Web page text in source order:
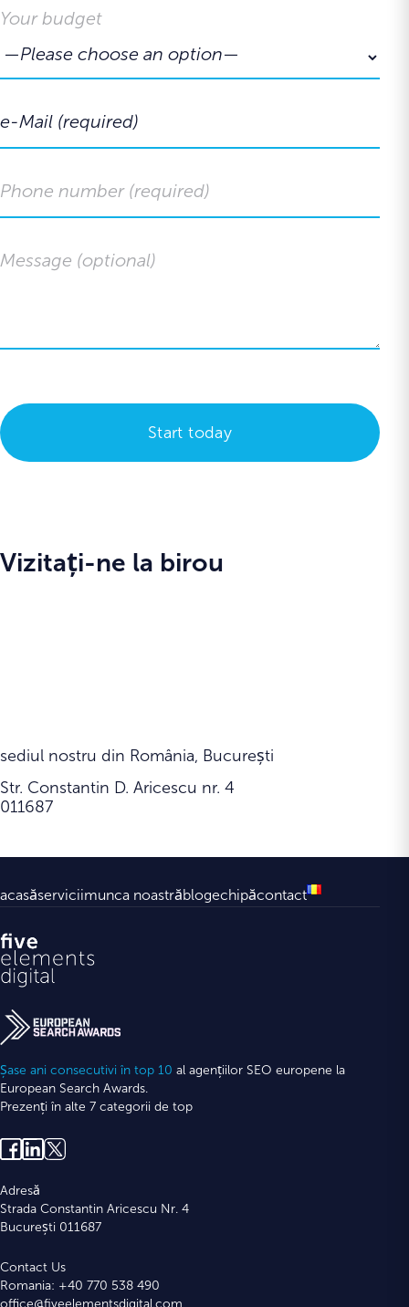
Your budget
Vizitați-ne la birou
sediul nostru din România, București
Str. Constantin D. Aricescu nr. 4
011687
acasăserviciimunca noastrăblogechipăcontact
Șase ani consecutivi în top 10 al agențiilor SEO europene la
European Search Awards.
Prezenți în alte 7 categorii de top
Adresă
Strada Constantin Aricescu Nr. 4
București 011687
Contact Us
Romania: +40 770 538 490
office@fiveelementsdigital.com